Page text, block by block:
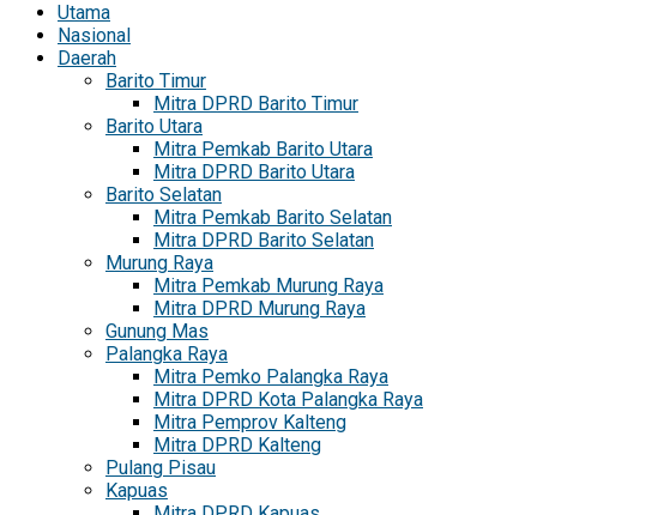
Utama
Nasional
Daerah
Barito Timur
Mitra DPRD Barito Timur
Barito Utara
Mitra Pemkab Barito Utara
Mitra DPRD Barito Utara
Barito Selatan
Mitra Pemkab Barito Selatan
Mitra DPRD Barito Selatan
Murung Raya
Mitra Pemkab Murung Raya
Mitra DPRD Murung Raya
Gunung Mas
Palangka Raya
Mitra Pemko Palangka Raya
Mitra DPRD Kota Palangka Raya
Mitra Pemprov Kalteng
Mitra DPRD Kalteng
Pulang Pisau
Kapuas